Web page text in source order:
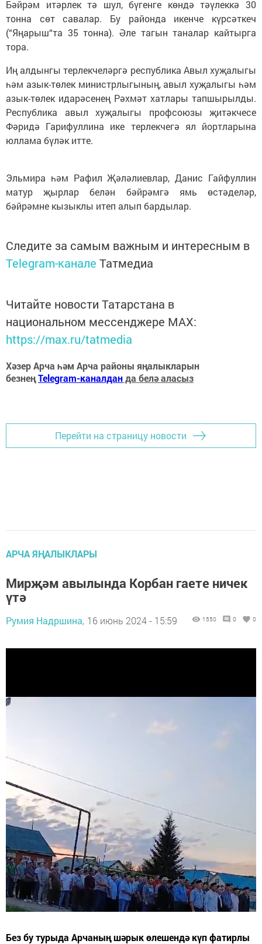
Бәйрәм итәрлек тә шул, бүгенге көндә тәүлеккә 30
тонна сөт савалар. Бу районда икенче күрсәткеч
(“Яңарыш“та 35 тонна). Әле тагын таналар кайтырга
тора.
Иң алдынгы терлекчеләргә республика Авыл хуҗалыгы
һәм азык-төлек министрлыгының, авыл хуҗалыгы һәм
азык-төлек идарәсенең Рәхмәт хатлары тапшырылды.
Республика авыл хуҗалыгы профсоюзы җитәкчесе
Фәридә Гарифуллина ике терлекчегә ял йортларына
юллама бүләк итте.
Эльмира һәм Рафил Җәләлиевлар, Данис Гайфуллин
матур җырлар белән бәйрәмгә ямь өстәделәр,
бәйрәмне кызыклы итеп алып бардылар.
Следите за самым важным и интересным в
Telegram-канале Татмедиа
Читайте новости Татарстана в
национальном мессенджере MАХ:
https://max.ru/tatmedia
Хәзер Арча һәм Арча районы яңалыкларын
безнеңTelegram-каналданда белә аласыз
Перейти на страницу новости
АРЧА ЯҢАЛЫКЛАРЫ
Мирҗәм авылында Корбан гаете ничек
үтә
Румия Надршина, 16 июнь 2024 - 15:59 1550 0 0
Без бу турыда Арчаның шәрык өлешендә күп фатирлы